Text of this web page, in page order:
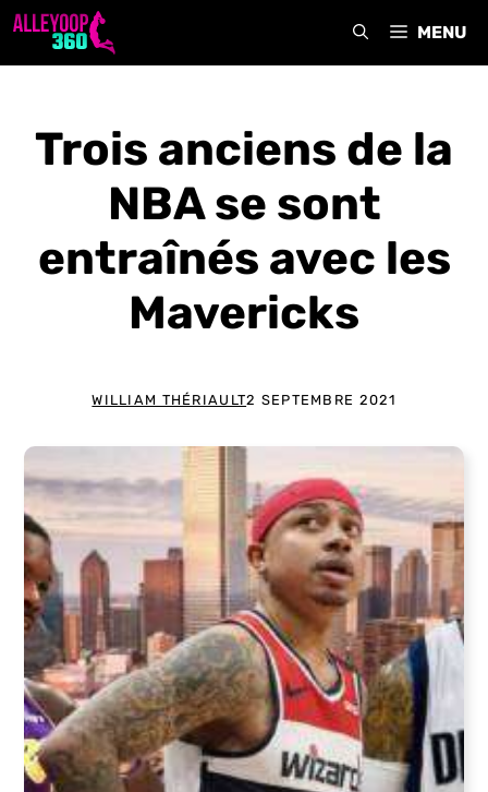
Aller
MENU
Trois anciens de la
NBA se sont
entraînés avec les
Mavericks
WILLIAM THÉRIAULT2 SEPTEMBRE 2021